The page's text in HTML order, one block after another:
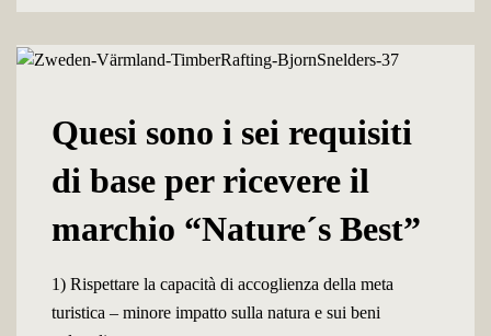
Quesi sono i sei requisiti
di base per ricevere il
marchio “Nature´s Best”
1) Rispettare la capacità di accoglienza della meta
turistica – minore impatto sulla natura e sui beni